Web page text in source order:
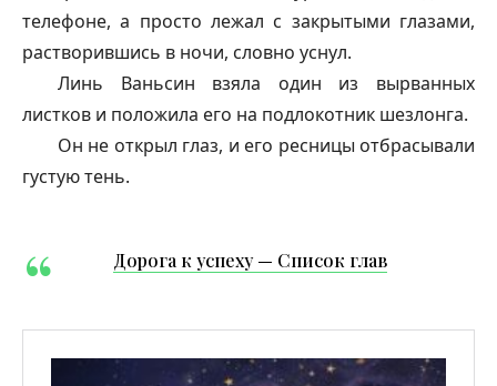
телефоне, а просто лежал с закрытыми глазами,
растворившись в ночи, словно уснул.
Линь Ваньсин взяла один из вырванных
листков и положила его на подлокотник шезлонга.
Он не открыл глаз, и его ресницы отбрасывали
густую тень.
Дорога к успеху — Список глав